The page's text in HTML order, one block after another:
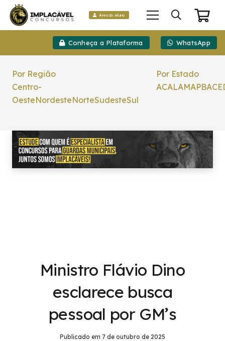
Área do Aluno
Conheça a Plataforma WhatsApp
Por Região
Centro-
OesteNordesteNorteSudesteSul
Por Estado
ACALAMAPBACE
Ministro Flávio Dino
esclarece busca
pessoal por GM’s
Publicado em 7 de outubro de 2025